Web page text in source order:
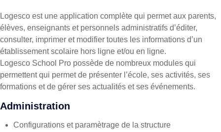
Logesco est une application complète qui permet aux parents,
élèves, enseignants et personnels administratifs d’éditer,
consulter, imprimer et modifier toutes les informations d’un
établissement scolaire hors ligne et/ou en ligne.
Logesco School Pro possède de nombreux modules qui
permettent qui permet de présenter l’école, ses activités, ses
formations et de gérer ses actualités et ses événements.
Administration
Configurations et paramètrage de la structure